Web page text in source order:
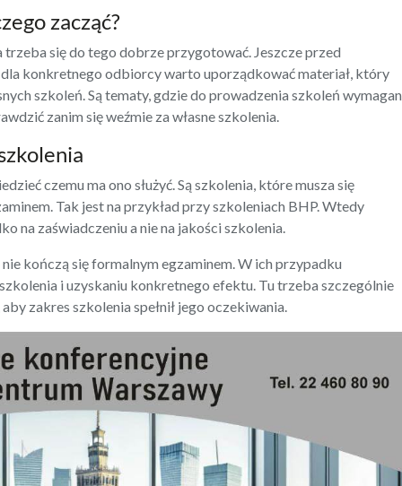
zacząć?
trzeba się do tego dobrze przygotować. Jeszcze przed
konkretnego odbiorcy warto uporządkować materiał, który
szkoleń. Są tematy, gdzie do prowadzenia szkoleń
zanim się weźmie za własne szkolenia.
czemu ma ono służyć. Są szkolenia, które musza się
Tak jest na przykład przy szkoleniach BHP. Wtedy
na zaświadczeniu a nie na jakości szkolenia.
kończą się formalnym egzaminem. W ich przypadku
i uzyskaniu konkretnego efektu. Tu trzeba szczególnie
zakres szkolenia spełnił jego oczekiwania.